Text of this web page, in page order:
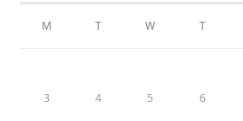
M T W T
3 4 5 6